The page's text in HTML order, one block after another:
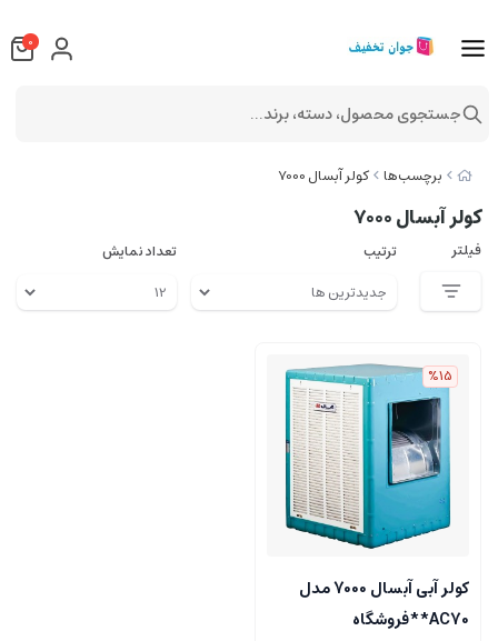
برچسب‌ها کولر آبسال 7000
کولر آبسال 7000
فیلتر ترتیب تعداد نمایش
%15
کولر آبی آبسال 7000 مدل
AC70**فروشگاه
0
جستجوی محصول، دسته، برند...